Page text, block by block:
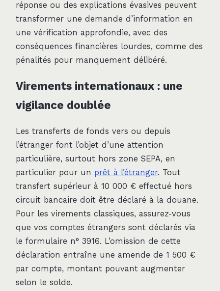
réponse ou des explications évasives peuvent
transformer une demande d’information en
une vérification approfondie, avec des
conséquences financières lourdes, comme des
pénalités pour manquement délibéré.
Virements internationaux : une
vigilance doublée
Les transferts de fonds vers ou depuis
l’étranger font l’objet d’une attention
particulière, surtout hors zone SEPA, en
particulier pour un prêt à l’étranger. Tout
transfert supérieur à 10 000 € effectué hors
circuit bancaire doit être déclaré à la douane.
Pour les virements classiques, assurez-vous
que vos comptes étrangers sont déclarés via
le formulaire n° 3916. L’omission de cette
déclaration entraîne une amende de 1 500 €
par compte, montant pouvant augmenter
selon le solde.